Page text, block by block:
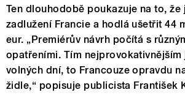
Ten dlouhodobě poukazuje na to,
zadlužení Francie a hodlá ušetřit 44
eur. „Premiérův návrh počítá s
opatřeními. Tím nejprovokativnějším
volných dní, to Francouze opravdu
židle,“ popisuje publicista František